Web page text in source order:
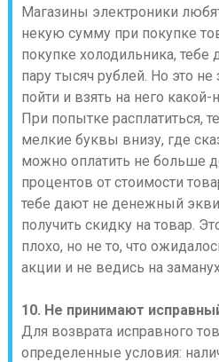
Магазины электроники
некую сумму при покупке
покупке холодильника, тебе
пару тысяч рублей. Но это
пойти и взять на него
При попытке расплатиться,
мелкие буквы внизу, где
можно оплатить не больше
процентов от стоимости
тебе дают не денежный
получить скидку на товар.
плохо, но не то, что
акции и не ведись на
10. Не принимают
Для возврата исправного
определенные условия: